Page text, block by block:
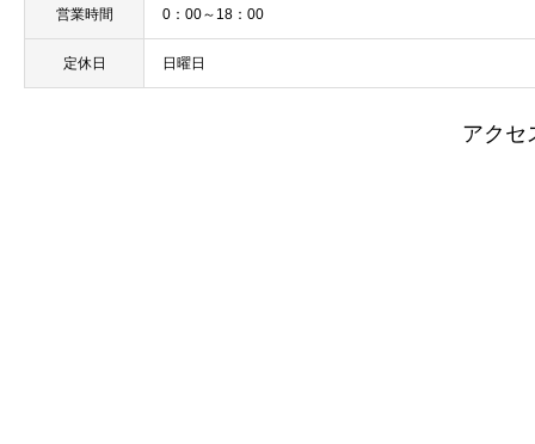
営業時間 0：00～18：00
定休日 日曜日
アクセ